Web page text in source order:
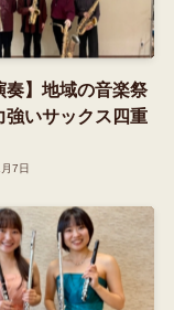
奏】地域の音楽祭
強いサックス四重
7日